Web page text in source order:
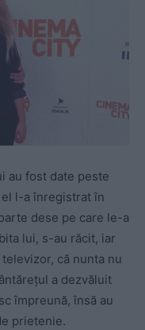
au fost date peste
l-a înregistrat în
dese pe care le-a
lui, s-au răcit, iar
că nunta nu
a dezvăluit
împreună, însă au
prietenie.